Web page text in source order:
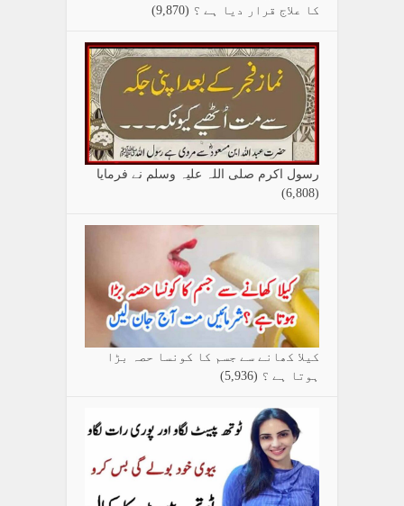
کا علاج قرار دیا ہے ؟ (9,870)
رسول اکرم صلی اللہ علیہ وسلم نے فرمایا
(6,808)
کیلا کھانے سے جسم کا کونسا حصہ بڑا
ہوتا ہے ؟ (5,936)